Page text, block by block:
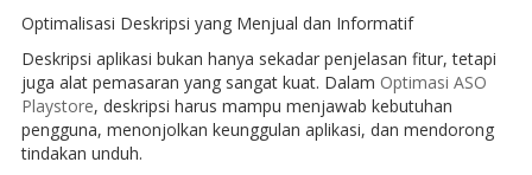
Optimalisasi Deskripsi yang Menjual dan Informatif
Deskripsi aplikasi bukan hanya sekadar penjelasan fitur, tetapi
juga alat pemasaran yang sangat kuat. Dalam Optimasi ASO
Playstore, deskripsi harus mampu menjawab kebutuhan
pengguna, menonjolkan keunggulan aplikasi, dan mendorong
tindakan unduh.